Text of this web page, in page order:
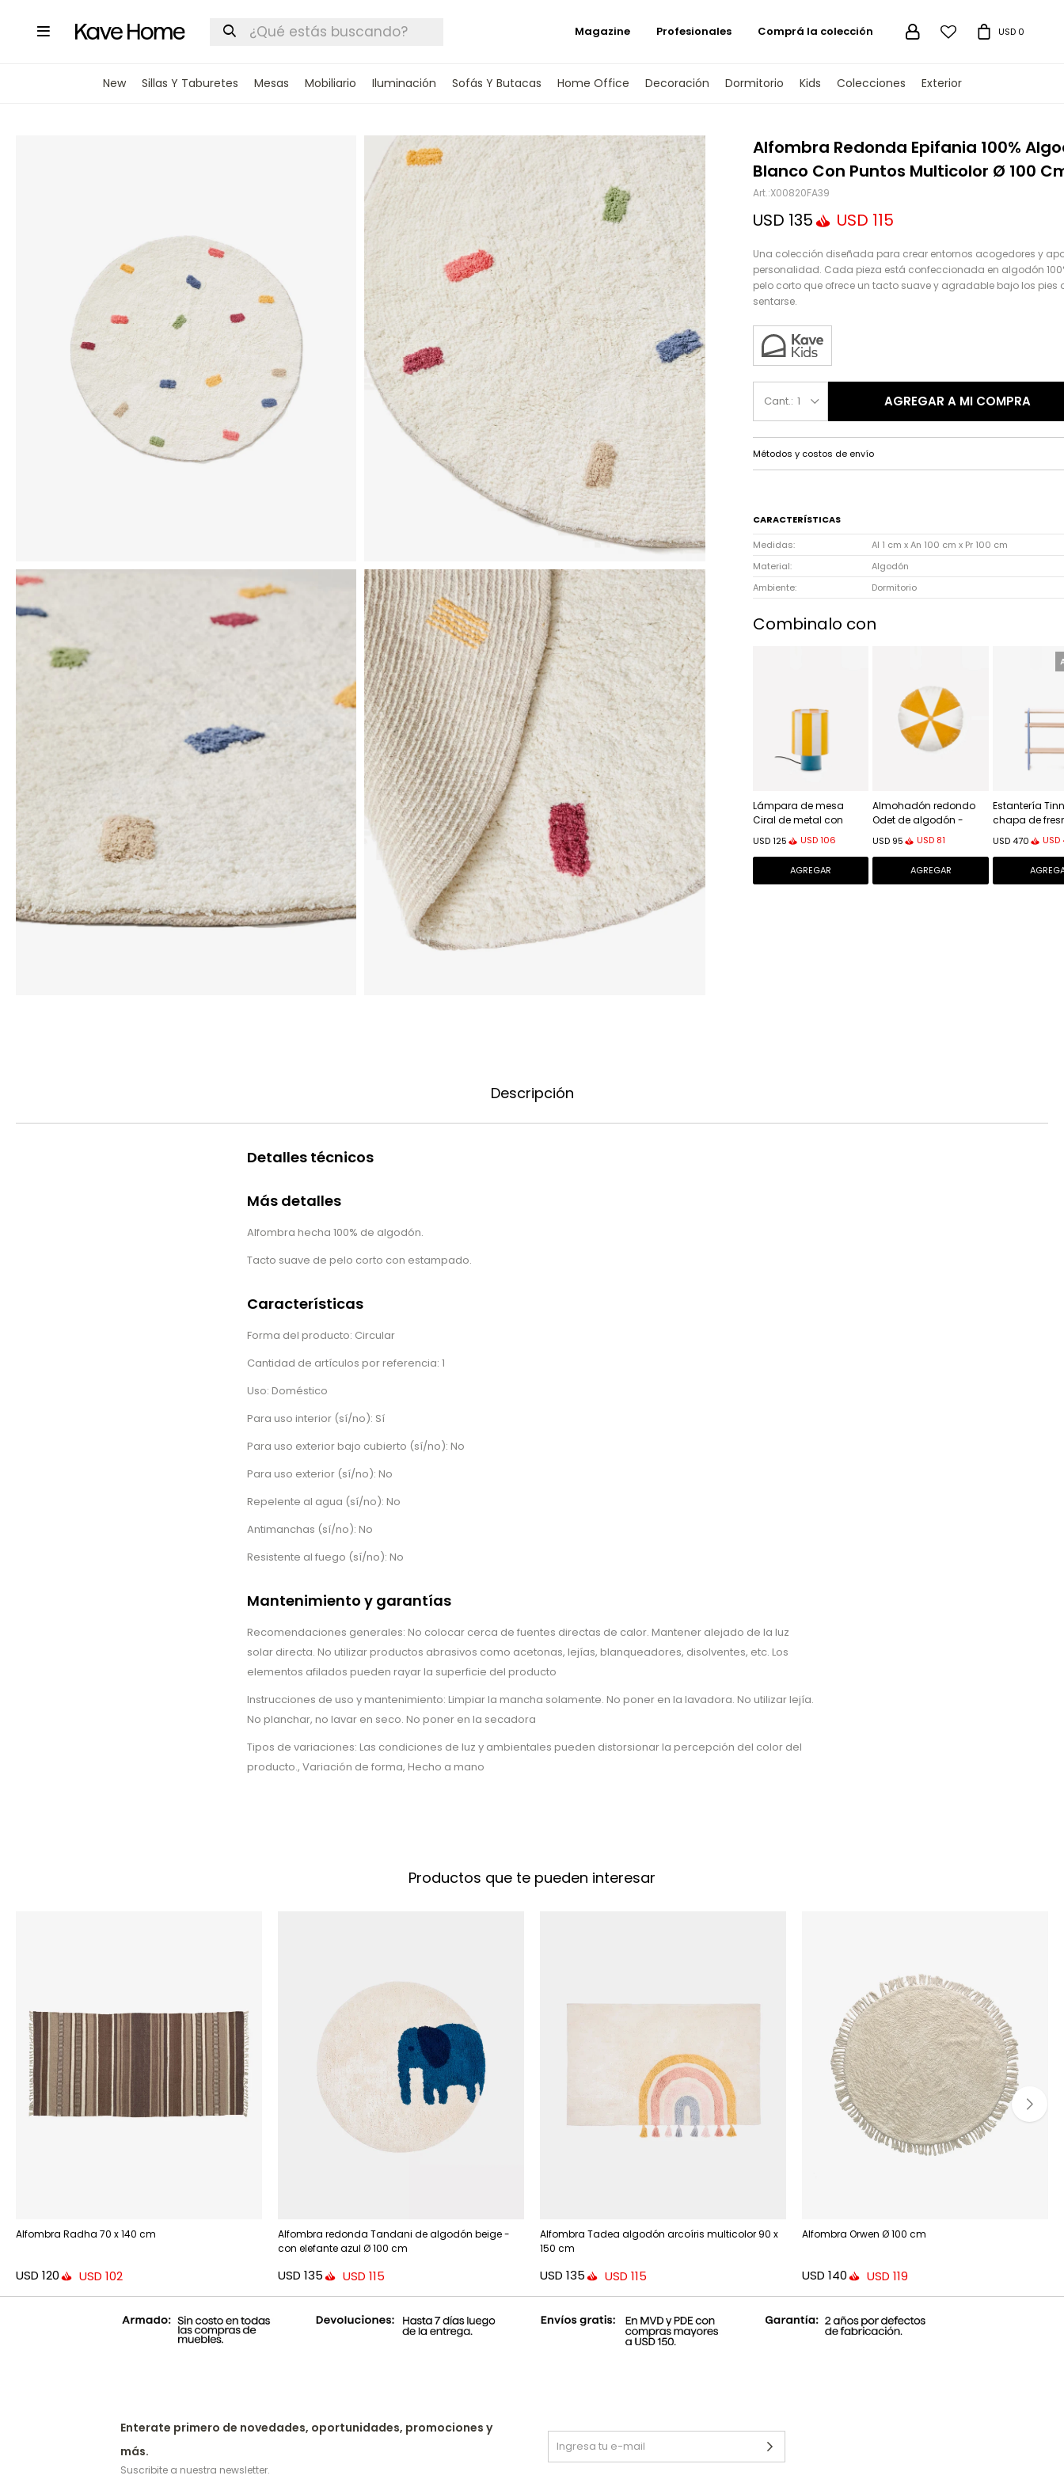

New Sillas Y Taburetes Mesas Mobiliario Iluminación Sofás Y Butacas Home Office Decoración Dormitorio Kids Colecciones Exterior
 USD 0
Magazine Profesionales Comprá la colección
Alfombra Redonda Epifania 100%
Blanco Con Puntos Multicolor Ø 100
X00820FA39
USD 135 USD 115
Una colección diseñada para crear entornos acogedores y
personalidad. Cada pieza está confeccionada en algodón
pelo corto que ofrece un tacto suave y agradable bajo los pies
sentarse.
1 AGREGAR A MI COMPRA
Métodos y costos de envío
CARACTERÍSTICAS
Medidas
Al 1 cm x An 100 cm x Pr 100 cm
Material
Algodón
Ambiente
Dormitorio
Combinalo con
Lámpara de mesa
Ciral de metal con
acabado pintado azul
USD125 USD106
Almohadón redondo
Odet de algodón -
blanco y mostaza Ø 45
cm
USD 95 USD 81
Estantería
chapa de
estructura
azul 70 x 60
USD 470 USD
Descripción
Detalles técnicos
Más detalles
Alfombra hecha 100% de algodón.
Tacto suave de pelo corto con estampado.
Características
Forma del producto: Circular
Cantidad de artículos por referencia: 1
Uso: Doméstico
Para uso interior (sí/no): Sí
Para uso exterior bajo cubierto (sí/no): No
Para uso exterior (sí/no): No
Repelente al agua (sí/no): No
Antimanchas (sí/no): No
Resistente al fuego (sí/no): No
Mantenimiento y garantías
Recomendaciones generales: No colocar cerca de fuentes directas de calor. Mantener alejado de la luz
solar directa. No utilizar productos abrasivos como acetonas, lejías, blanqueadores, disolventes, etc. Los
elementos afilados pueden rayar la superficie del producto
Instrucciones de uso y mantenimiento: Limpiar la mancha solamente. No poner en la lavadora. No utilizar lejía.
No planchar, no lavar en seco. No poner en la secadora
Tipos de variaciones: Las condiciones de luz y ambientales pueden distorsionar la percepción del color del
producto., Variación de forma, Hecho a mano
Productos que te pueden interesar
Alfombra Radha 70 x 140 cm
USD 120 USD 102
Alfombra redonda Tandani de algodón beige -
con elefante azul Ø 100 cm
USD 135 USD 115
Alfombra Tadea algodón arcoíris multicolor 90 x
150 cm
USD 135 USD 115
Alfombra Orwen Ø 100 cm
USD 140 USD 119
Correo electrónico
Teléfono
Mensaje
Enterate primero de novedades, oportunidades, promociones y
más.
Suscribite a nuestra newsletter.